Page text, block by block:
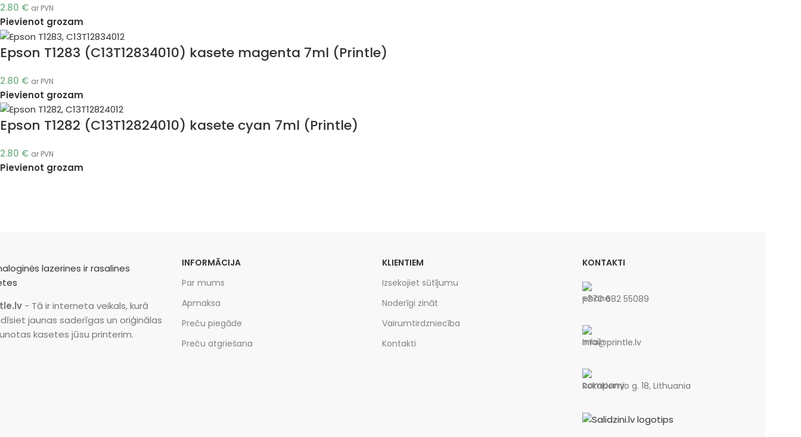
2.80 € ar PVN
Pievienot grozam
Epson T1283 (C13T12834010) kasete magenta 7ml (Printle)
2.80 € ar PVN
Pievienot grozam
Epson T1282 (C13T12824010) kasete cyan 7ml (Printle)
2.80 € ar PVN
Pievienot grozam
- Tā ir interneta veikals, kurā
jaunas saderīgas un oriģinālas
kasetes jūsu printerim.
INFORMĀCIJA
Par mums
Apmaksa
Preču piegāde
Preču atgriešana
KLIENTIEM
Izsekojiet sūtījumu
Noderīgi zināt
Vairumtirdzniecība
Kontakti
KONTAKTI
+370 682 55089
info@printle.lv
Rokakiemio g. 18, Lithuania